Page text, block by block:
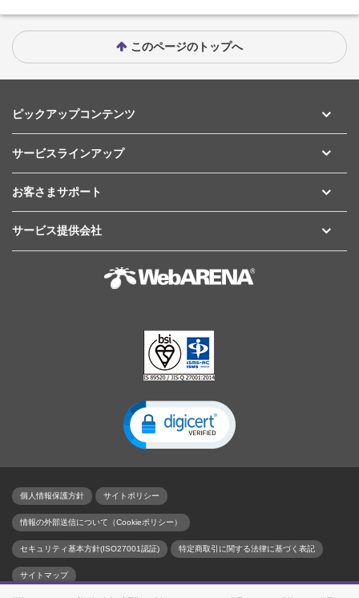
このページのトップへ
ピックアップコンテンツ
サービスラインアップ
お客さまサポート
サービス提供会社
個人情報保護方針 サイトポリシー
情報の外部送信について（Cookieポリシー）
セキュリティ基本方針(ISO27001認証) 特定商取引に関する法律に基づく表記
サイトマップ